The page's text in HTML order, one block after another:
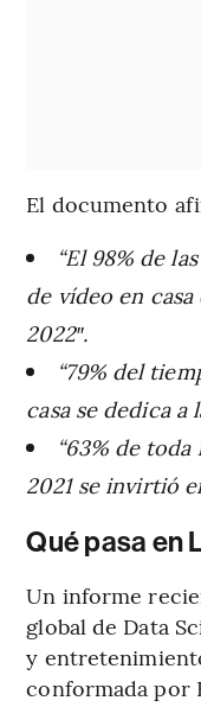
El documento
“El 98% de
de vídeo en
2022″.
“79% del
casa se dedica a
“63% de
2021 se invirtió
Qué pasa en
Un informe
global de Data
y
conformada por